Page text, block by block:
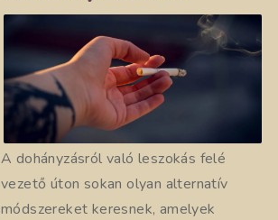
A dohányzásról való leszokás felé
vezető úton sokan olyan alternatív
módszereket keresnek, amelyek